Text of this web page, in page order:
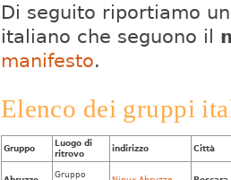
Di seguito riportiamo
italiano che seguono il
manifesto.
Elenco dei gruppi
Gruppo
Luogo di
ritrovo
indirizzo Città
Gruppo